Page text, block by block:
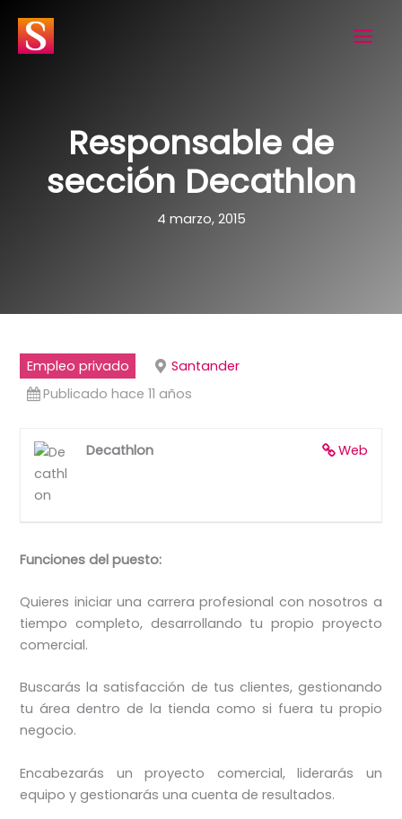
contenido
Responsable de
sección Decathlon
4 marzo, 2015
Empleo privado
Santander
Publicado hace 11 años
Web
Decathlon
Funciones del puesto:
Quieres iniciar una carrera profesional con nosotros a
tiempo completo, desarrollando tu propio proyecto
comercial.​
Buscarás la satisfacción de tus clientes, gestionando
tu área dentro de la tienda como si fuera tu propio
negocio.​
Encabezarás un proyecto comercial, liderarás un
equipo y gestionarás una cuenta de resultados.​